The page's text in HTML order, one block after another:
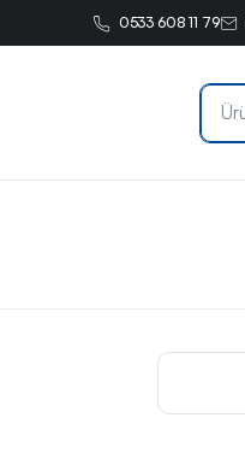
0533 608 11 79